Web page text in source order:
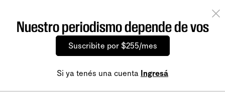
Nuestro periodismo depende de vos
Suscribite por $255/mes
Si ya tenés una cuenta Ingresá